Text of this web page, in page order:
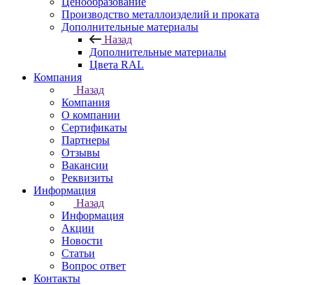
Производство металлоизделий и проката
Дополнительные материалы
Назад
Дополнительные материалы
Цвета RAL
Компания
Назад
Компания
О компании
Сертификаты
Партнеры
Отзывы
Вакансии
Реквизиты
Информация
Назад
Информация
Акции
Новости
Статьи
Вопрос ответ
Контакты